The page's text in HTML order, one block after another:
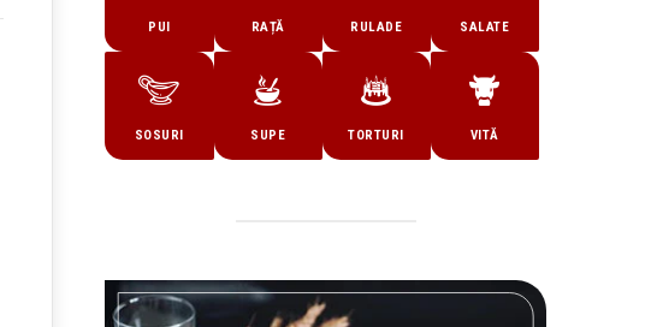
PUI RAȚĂ RULADE SALATE
SOSURI SUPE TORTURI VITĂ